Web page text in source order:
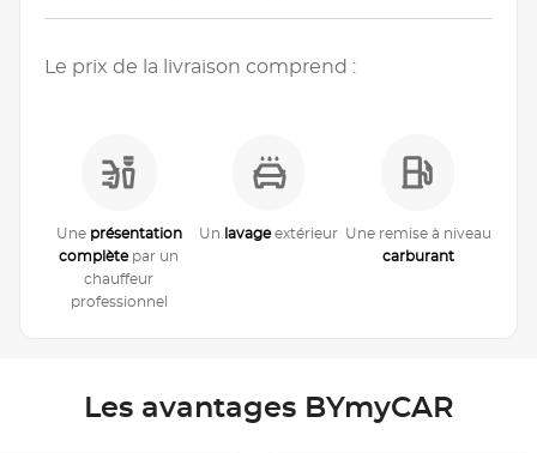
Le prix de la livraison comprend :
Une présentation
complètepar un
chauffeur
professionnel
Un lavageextérieur Une remise à niveau
carburant
Les avantages BYmyCAR